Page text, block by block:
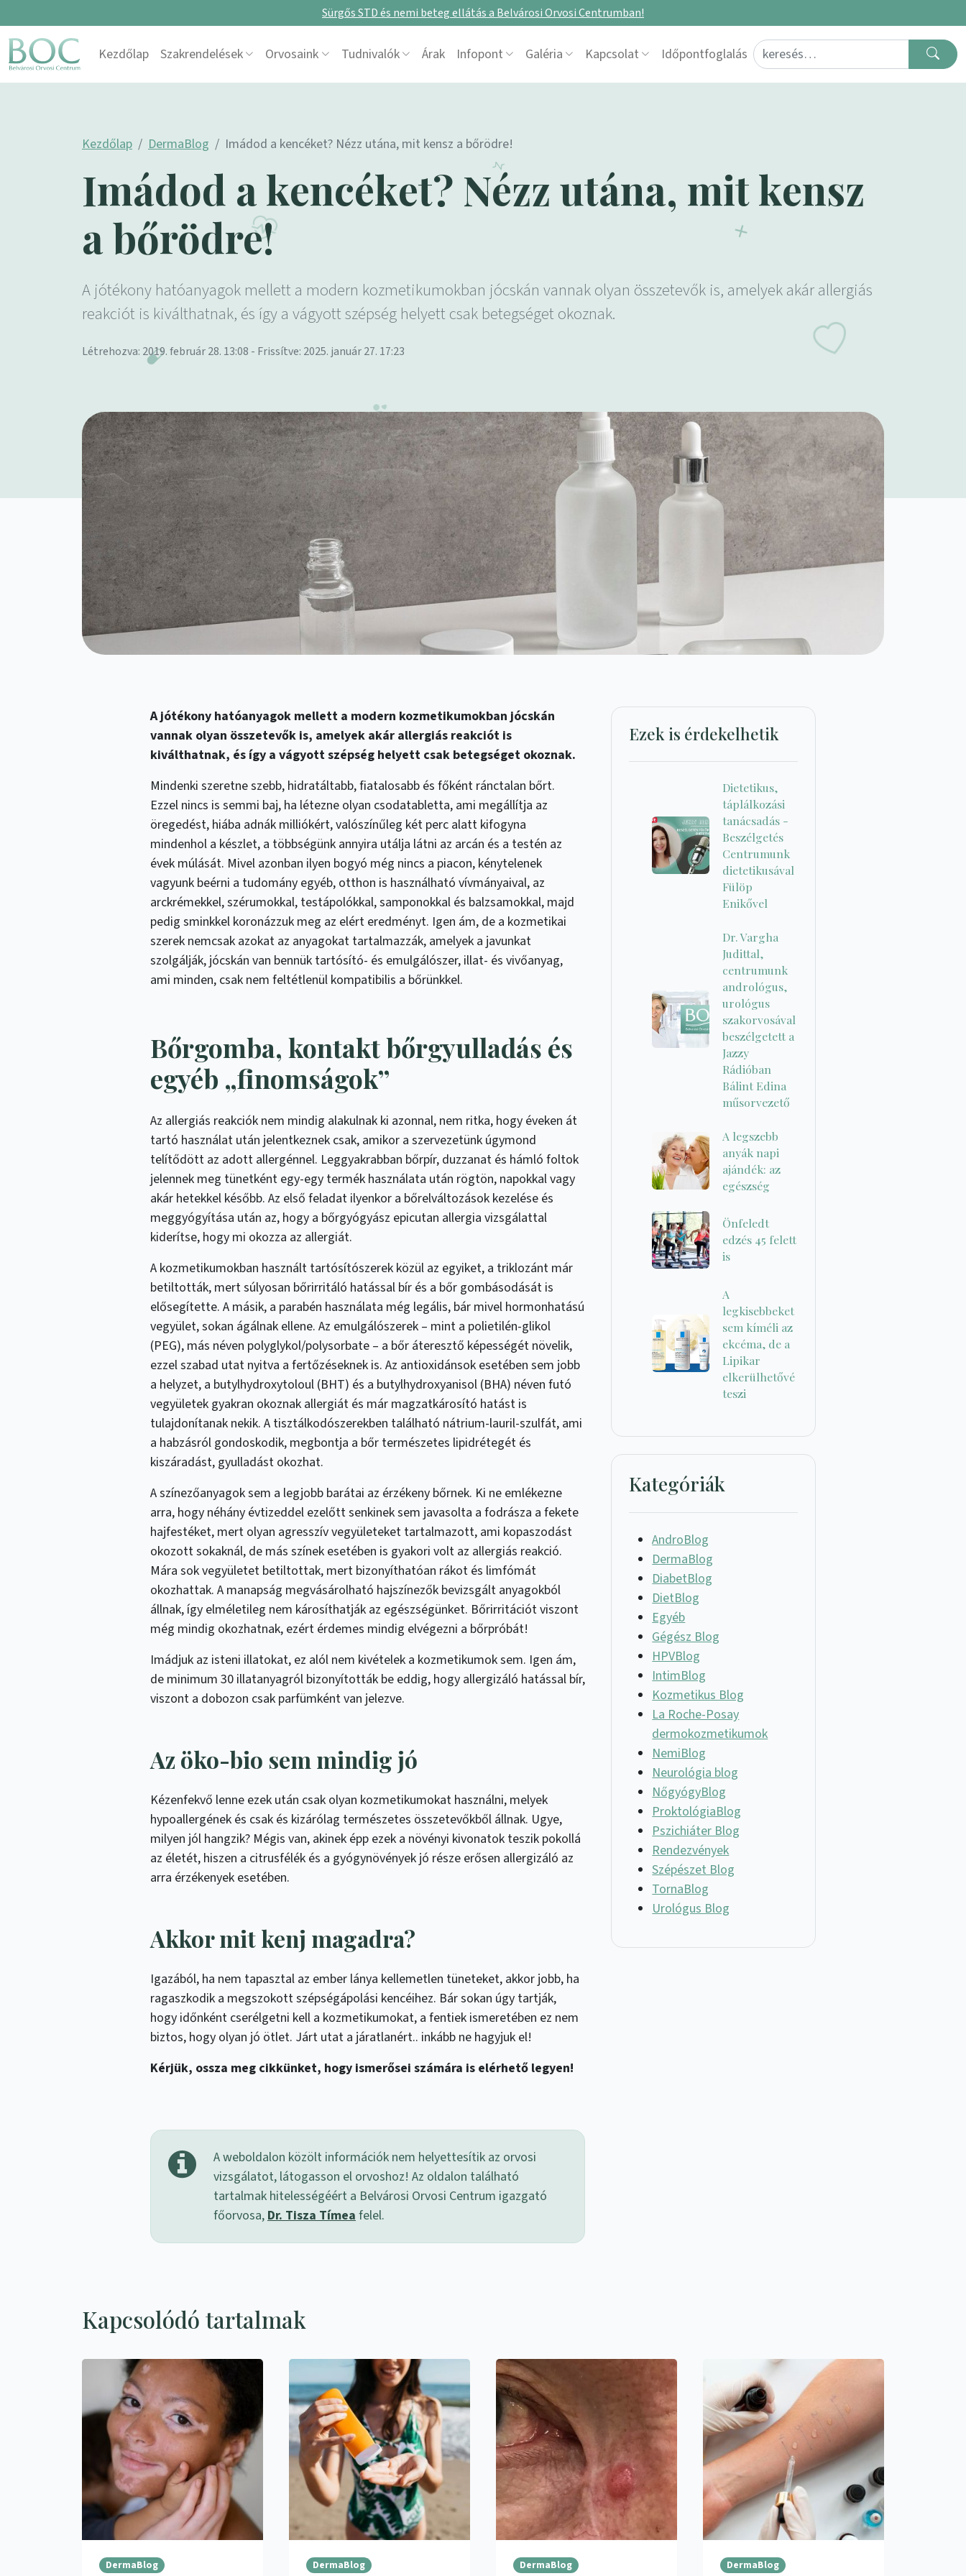
Sürgős STD és nemi beteg ellátás a Belvárosi Orvosi Centrumban!
Skip to content
Main Navigation
Kezdőlap Szakrendelések Orvosaink Tudnivalók Árak Infopont Galéria Kapcsolat Időpontfoglalás Search for:
Kezdőlap DermaBlog Imádod a kencéket? Nézz utána, mit kensz a bőrödre!
Imádod a kencéket? Nézz utána, mit kensz
a bőrödre!
A jótékony hatóanyagok mellett a modern kozmetikumokban jócskán vannak olyan összetevők is, amelyek akár allergiás
reakciót is kiválthatnak, és így a vágyott szépség helyett csak betegséget okoznak.
Létrehozva: 2019. február 28. 13:08 - Frissítve: 2025. január 27. 17:23
A jótékony hatóanyagok mellett a modern kozmetikumokban jócskán
vannak olyan összetevők is, amelyek akár allergiás reakciót is
kiválthatnak, és így a vágyott szépség helyett csak betegséget okoznak.
Mindenki szeretne szebb, hidratáltabb, fiatalosabb és főként ránctalan bőrt.
Ezzel nincs is semmi baj, ha létezne olyan csodatabletta, ami megállítja az
öregedést, hiába adnák milliókért, valószínűleg két perc alatt kifogyna
mindenhol a készlet, a többségünk annyira utálja látni az arcán és a testén az
évek múlását. Mivel azonban ilyen bogyó még nincs a piacon, kénytelenek
vagyunk beérni a tudomány egyéb, otthon is használható vívmányaival, az
arckrémekkel, szérumokkal, testápolókkal, samponokkal és balzsamokkal, majd
pedig sminkkel koronázzuk meg az elért eredményt. Igen ám, de a kozmetikai
szerek nemcsak azokat az anyagokat tartalmazzák, amelyek a javunkat
szolgálják, jócskán van bennük tartósító- és emulgálószer, illat- és vivőanyag,
ami minden, csak nem feltétlenül kompatibilis a bőrünkkel.
Bőrgomba, kontakt bőrgyulladás és
egyéb „finomságok”
Az allergiás reakciók nem mindig alakulnak ki azonnal, nem ritka, hogy éveken át
tartó használat után jelentkeznek csak, amikor a szervezetünk úgymond
telítődött az adott allergénnel. Leggyakrabban bőrpír, duzzanat és hámló foltok
jelennek meg tünetként egy-egy termék használata után rögtön, napokkal vagy
akár hetekkel később. Az első feladat ilyenkor a bőrelváltozások kezelése és
meggyógyítása után az, hogy a bőrgyógyász epicutan allergia vizsgálattal
kiderítse, hogy mi okozza az allergiát.
A kozmetikumokban használt tartósítószerek közül az egyiket, a triklozánt már
betiltották, mert súlyosan bőrirritáló hatással bír és a bőr gombásodását is
elősegítette. A másik, a parabén használata még legális, bár mivel hormonhatású
vegyület, sokan ágálnak ellene. Az emulgálószerek – mint a polietilén-glikol
(PEG), más néven polyglykol/polysorbate – a bőr áteresztő képességét növelik,
ezzel szabad utat nyitva a fertőzéseknek is. Az antioxidánsok esetében sem jobb
a helyzet, a butylhydroxytoloul (BHT) és a butylhydroxyanisol (BHA) néven futó
vegyületek gyakran okoznak allergiát és már magzatkárosító hatást is
tulajdonítanak nekik. A tisztálkodószerekben található nátrium-lauril-szulfát, ami
a habzásról gondoskodik, megbontja a bőr természetes lipidrétegét és
kiszáradást, gyulladást okozhat.
A színezőanyagok sem a legjobb barátai az érzékeny bőrnek. Ki ne emlékezne
arra, hogy néhány évtizeddel ezelőtt senkinek sem javasolta a fodrásza a fekete
hajfestéket, mert olyan agresszív vegyületeket tartalmazott, ami kopaszodást
okozott sokaknál, de más színek esetében is gyakori volt az allergiás reakció.
Mára sok vegyületet betiltottak, mert bizonyíthatóan rákot és limfómát
okozhattak. A manapság megvásárolható hajszínezők bevizsgált anyagokból
állnak, így elméletileg nem károsíthatják az egészségünket. Bőrirritációt viszont
még mindig okozhatnak, ezért érdemes mindig elvégezni a bőrpróbát!
Imádjuk az isteni illatokat, ez alól nem kivételek a kozmetikumok sem. Igen ám,
de minimum 30 illatanyagról bizonyították be eddig, hogy allergizáló hatással bír,
viszont a dobozon csak parfümként van jelezve.
Az öko-bio sem mindig jó
Kézenfekvő lenne ezek után csak olyan kozmetikumokat használni, melyek
hypoallergének és csak és kizárólag természetes összetevőkből állnak. Ugye,
milyen jól hangzik? Mégis van, akinek épp ezek a növényi kivonatok teszik pokollá
az életét, hiszen a citrusfélék és a gyógynövények jó része erősen allergizáló az
arra érzékenyek esetében.
Akkor mit kenj magadra?
Igazából, ha nem tapasztal az ember lánya kellemetlen tüneteket, akkor jobb, ha
ragaszkodik a megszokott szépségápolási kencéihez. Bár sokan úgy tartják,
hogy időnként cserélgetni kell a kozmetikumokat, a fentiek ismeretében ez nem
biztos, hogy olyan jó ötlet. Járt utat a járatlanért.. inkább ne hagyjuk el!
Kérjük, ossza meg cikkünket, hogy ismerősei számára is elérhető legyen!
A weboldalon közölt információk nem helyettesítik az orvosi
vizsgálatot, látogasson el orvoshoz! Az oldalon található
tartalmak hitelességéért a Belvárosi Orvosi Centrum igazgató
főorvosa, Dr. Tisza Tímea felel.
Ezek is érdekelhetik
Dietetikus,
táplálkozási
tanácsadás -
Beszélgetés
Centrumunk
dietetikusával
Fülöp
Enikővel
Dr. Vargha
Judittal,
centrumunk
andrológus,
urológus
szakorvosával
beszélgetett a
Jazzy
Rádióban
Bálint Edina
műsorvezető
A legszebb
anyák napi
ajándék: az
egészség
Önfeledt
edzés 45 felett
is
A
legkisebbeket
sem kíméli az
ekcéma, de a
Lipikar
elkerülhetővé
teszi
Kategóriák
AndroBlog
DermaBlog
DiabetBlog
DietBlog
Egyéb
Gégész Blog
HPVBlog
IntimBlog
Kozmetikus Blog
La Roche-Posay
dermokozmetikumok
NemiBlog
Neurológia blog
NőgyógyBlog
ProktológiaBlog
Pszichiáter Blog
Rendezvények
Szépészet Blog
TornaBlog
Urológus Blog
Kapcsolódó tartalmak
DermaBlog DermaBlog DermaBlog DermaBlog